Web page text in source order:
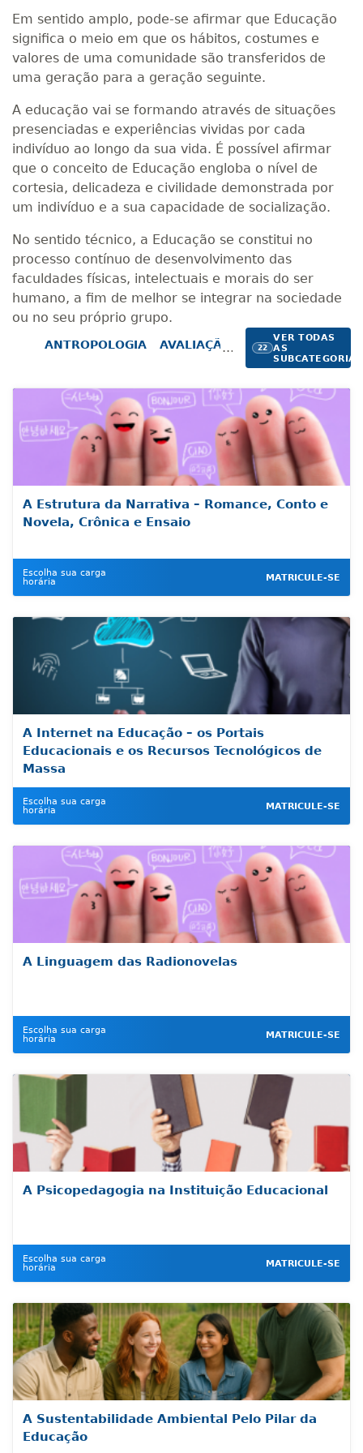
Em sentido amplo, pode-se afirmar que Educação
significa o meio em que os hábitos, costumes e
valores de uma comunidade são transferidos de
uma geração para a geração seguinte.
A educação vai se formando através de situações
presenciadas e experiências vividas por cada
indivíduo ao longo da sua vida. É possível afirmar
que o conceito de Educação engloba o nível de
cortesia, delicadeza e civilidade demonstrada por
um indivíduo e a sua capacidade de socialização.
No sentido técnico, a Educação se constitui no
processo contínuo de desenvolvimento das
faculdades físicas, intelectuais e morais do ser
humano, a fim de melhor se integrar na sociedade
ou no seu próprio grupo.
22
VER TODAS
AS
SUBCATEGORIAS
ANTROPOLOGIA AVALIAÇÃO INSTITUCIONAL
A Estrutura da Narrativa – Romance, Conto e
Novela, Crônica e Ensaio
Escolha sua carga
horária
MATRICULE-SE
A Internet na Educação – os Portais
Educacionais e os Recursos Tecnológicos de
Massa
Escolha sua carga
horária
MATRICULE-SE
A Linguagem das Radionovelas
Escolha sua carga
horária
MATRICULE-SE
A Psicopedagogia na Instituição Educacional
Escolha sua carga
horária
MATRICULE-SE
A Sustentabilidade Ambiental Pelo Pilar da
Educação